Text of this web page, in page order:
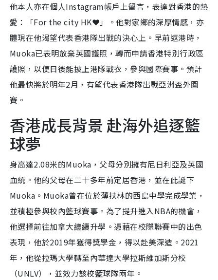
他本人亦在個人Instagram帳戶上留言，表達對香港的熱
愛：「For the city HK❤️」。他對家鄉的深厚情感，亦
體現在他渴望代表香港隊出戰的決心上。早前返港時，
Muoka已表明放棄英國護照，轉而申請香港特別行政區
護照，以便日後能披上港隊戰衣，參與國際賽事。預計
他最快將於明年2月，有望代表香港隊出戰亞洲盃外圍
賽。
香港成長背景 赴海外追逐籃
球夢
身高達2.08米的Muoka，父母分別擁有尼日利亞及英國
血統。他的父母在二十多年前定居香港，並在此誕下
Muoka。Muoka曾在位於薄扶林的西島中學完成學業，
並積極參與校內籃球賽事。為了提升進入NBA的機會，
他選擇前往加拿大繼續升學。憑藉在校際聯賽中的出色
表現，他於2019年獲得獎學金，得以赴美深造。2021
年，他從拉瑪大學轉至內華達大學拉斯維加斯分校
（UNLV），並效力該校籃球隊兩年。